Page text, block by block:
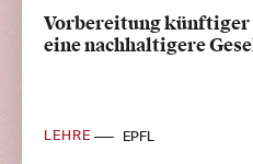
Vorbereitung
eine nachhaltigere
LEHRE EPFL